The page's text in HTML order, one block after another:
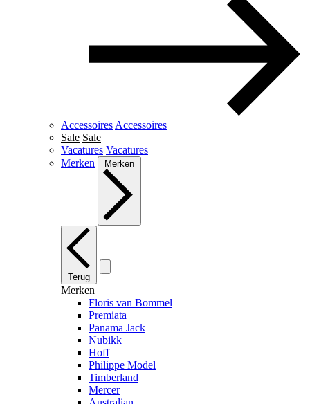
Accessoires Accessoires
Sale Sale
Vacatures Vacatures
Merken
Merken
Terug
Merken
Floris van Bommel
Premiata
Panama Jack
Nubikk
Hoff
Philippe Model
Timberland
Mercer